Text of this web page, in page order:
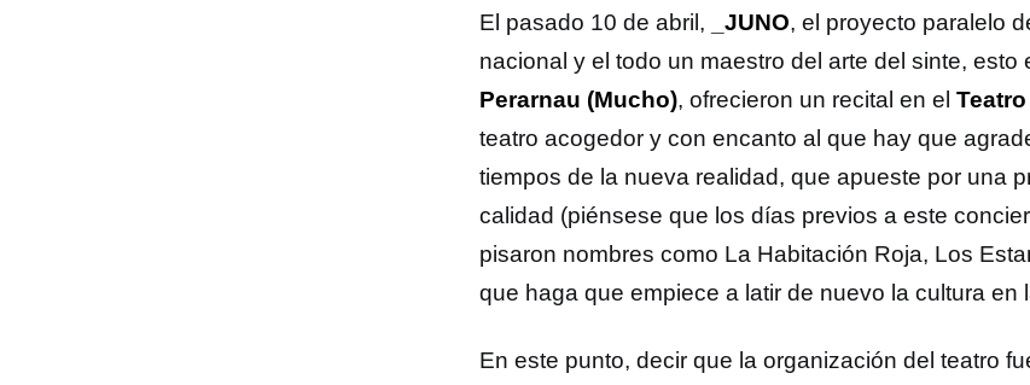
El pasado 10 de abril, _JUNO, el proyecto paralelo
nacional y el todo un maestro del arte del sinte, esto
Perarnau (Mucho), ofrecieron un recital en el
teatro acogedor y con encanto al que hay que
tiempos de la nueva realidad, que apueste por una
calidad (piénsese que los días previos a este
pisaron nombres como La Habitación Roja, Los
que haga que empiece a latir de nuevo la cultura en
En este punto, decir que la organización del teatro